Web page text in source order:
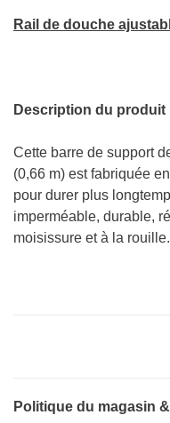
Rail de douche
Description du produit
Cette barre de support
(0,66 m) est fabriquée
pour durer plus
imperméable, durable,
moisissure et à la rouille.
Politique du magasin